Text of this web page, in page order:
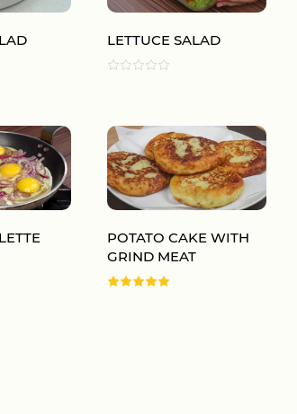
LETTUCE SALAD
POTATO CAKE WITH
GRIND MEAT